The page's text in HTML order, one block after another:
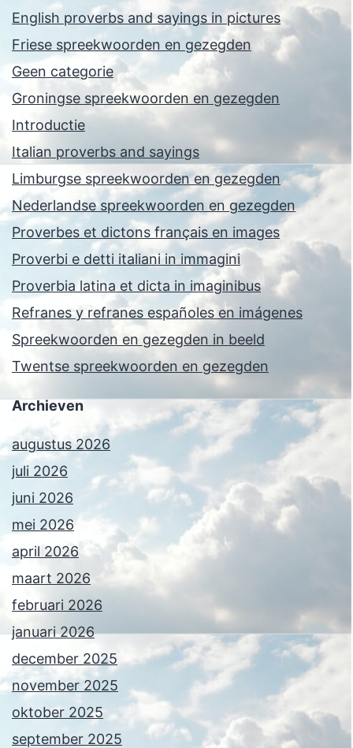
English proverbs and sayings in pictures
Friese spreekwoorden en gezegden
Geen categorie
Groningse spreekwoorden en gezegden
Introductie
Italian proverbs and sayings
Limburgse spreekwoorden en gezegden
Nederlandse spreekwoorden en gezegden
Proverbes et dictons français en images
Proverbi e detti italiani in immagini
Proverbia latina et dicta in imaginibus
Refranes y refranes españoles en imágenes
Spreekwoorden en gezegden in beeld
Twentse spreekwoorden en gezegden
Archieven
augustus 2026
juli 2026
juni 2026
mei 2026
april 2026
maart 2026
februari 2026
januari 2026
december 2025
november 2025
oktober 2025
september 2025